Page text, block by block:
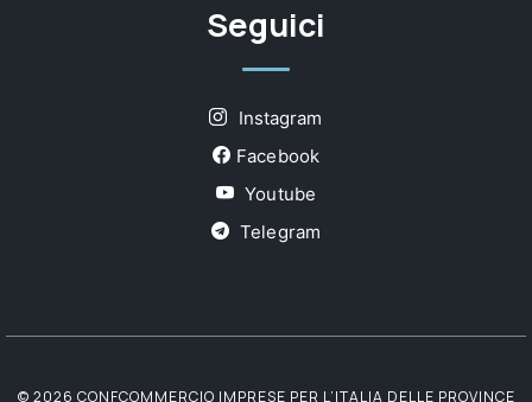
Seguici
Instagram
Facebook
Youtube
Telegram
© 2026 CONFCOMMERCIO IMPRESE PER L’ITALIA DELLE PROVINCE